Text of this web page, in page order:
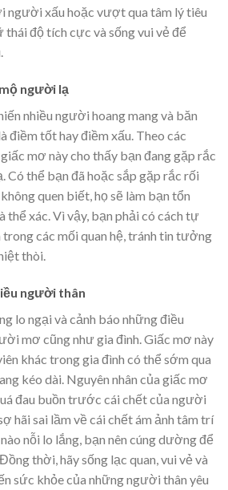
người xấu hoặc vượt qua tâm lý tiêu
thái độ tích cực và sống vui vẻ để
người lạ
nhiều người hoang mang và băn
điềm tốt hay điềm xấu. Theo các
mơ này cho thấy bạn đang gặp rắc
thể bạn đã hoặc sắp gặp rắc rối
quen biết, họ sẽ làm bạn tổn
thể xác. Vì vậy, bạn phải có cách tự
trong các mối quan hệ, tránh tin tưởng
thòi.
người thân
lo ngại và cảnh báo những điều
mơ cũng như gia đình. Giấc mơ này
khác trong gia đình có thể sớm qua
kéo dài. Nguyên nhân của giấc mơ
đau buồn trước cái chết của người
hãi sai lầm về cái chết ám ảnh tâm trí
nỗi lo lắng, bạn nên cúng dường để
thời, hãy sống lạc quan, vui vẻ và
sức khỏe của những người thân yêu